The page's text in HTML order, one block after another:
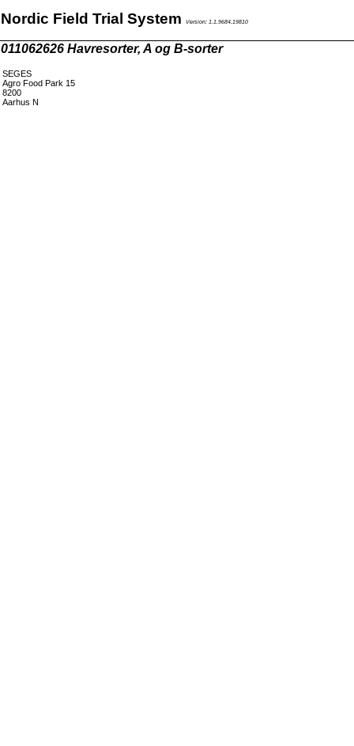
Nordic Field Trial System Version: 1.1.9684.19810
011062626 Havresorter, A og B-sorter
SEGES
Agro Food Park 15
8200
Aarhus N